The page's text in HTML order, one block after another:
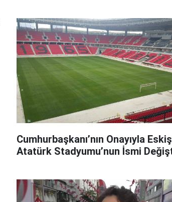
Cumhurbaşkanı’nın Onayıyla
Atatürk Stadyumu’nun İsmi